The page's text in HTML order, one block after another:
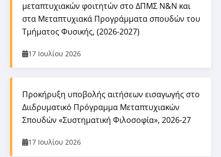
μεταπτυχιακών φοιτητών στο ΔΠΜΣ Ν&Ν και
στα Μεταπτυχιακά Προγράμματα σπουδών του
Τμήματος Φυσικής, (2026-2027)
17 Ιουλίου 2026
Προκήρυξη υποβολής αιτήσεων εισαγωγής στο
Διιδρυματικό Πρόγραμμα Μεταπτυχιακών
Σπουδών «Συστηματική Φιλοσοφία», 2026-27
17 Ιουλίου 2026